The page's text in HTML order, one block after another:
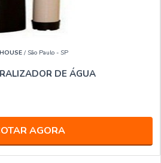
/ São Paulo - SP
DE ÁGUA
AGORA